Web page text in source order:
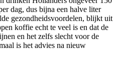
dag, dus bijna een halve liter
gezondheidsvoordelen, blijkt uit
koffie echt te veel is en dat de
en het zelfs slecht voor de
is het advies na nieuw